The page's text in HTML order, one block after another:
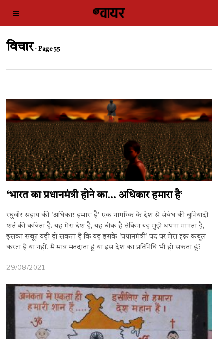
विचार- Page 55
‘भारत का प्रधानमंत्री होने का… अधिकार हमारा है’
रघुवीर सहाय की 'अधिकार हमारा है' एक नागरिक के देश से संबंध की बुनियादी
शर्त की कविता है. यह मेरा देश है, यह ठीक है लेकिन यह मुझे अपना मानता है,
इसका सबूत यही हो सकता है कि यह इसके 'प्रधानमंत्री' पद पर मेरा हक़ कबूल
करता है या नहीं. मैं मात्र मतदाता हूं या इस देश का प्रतिनिधि भी हो सकता हूं?
29/08/2021